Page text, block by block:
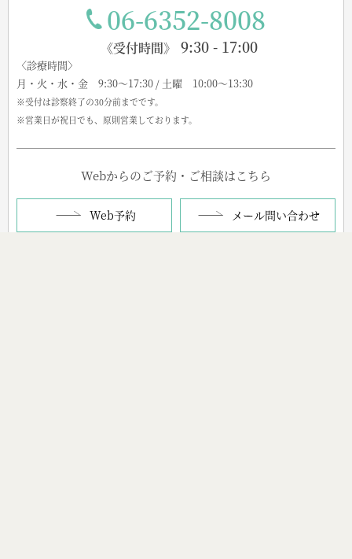
06-6352-8008
《受付時間》 9:30 - 17:00
〈診療時間〉
月・火・水・金 9:30～17:30 / 土曜 10:00～13:30
※受付は診察終了の30分前までです。
※営業日が祝日でも、原則営業しております。
Webからのご予約・ご相談はこちら
Web予約 メール問い合わせ